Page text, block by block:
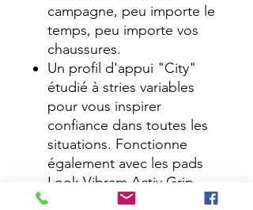
campagne, peu importe le
temps, peu importe vos
chaussures.
Un profil d'appui "City"
étudié à stries variables
pour vous inspirer
confiance dans toutes les
situations. Fonctionne
également avec les pads
Look Vibram Activ Grip
"Trail" à ergots caoutchouc